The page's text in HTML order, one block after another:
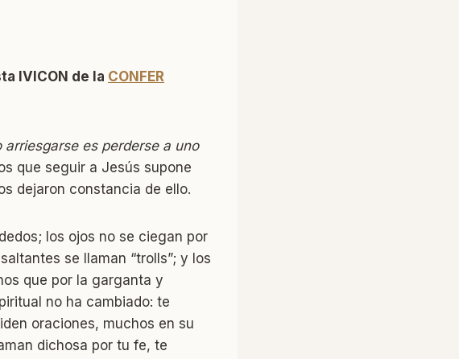
IVICON de la CONFER
es perderse a uno
que seguir a Jesús supone
dejaron constancia de ello.
los ojos no se ciegan por
se llaman “trolls”; y los
que por la garganta y
no ha cambiado: te
oraciones, muchos en su
dichosa por tu fe, te